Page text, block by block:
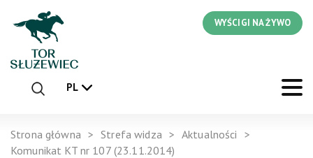
WYŚCIGI NA ŻYWO
PL
Strona główna Strefa widza
Aktualności
Komunikat KT nr 107 (23.11.2014)